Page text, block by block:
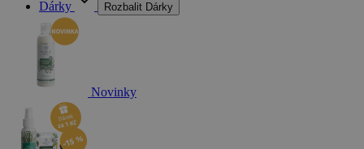
Dárky Rozbalit Dárky
Novinky